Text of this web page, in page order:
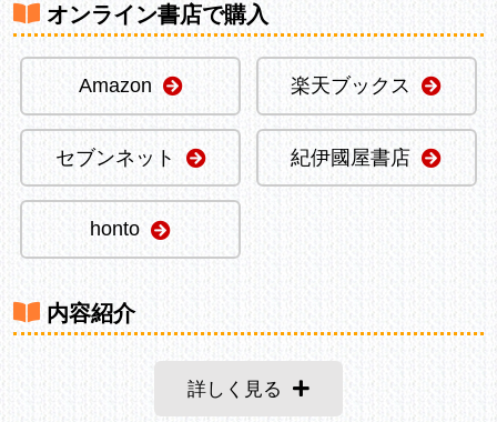
オンライン書店で購入
Amazon 楽天ブックス
セブンネット 紀伊國屋書店
honto
内容紹介
詳しく見る